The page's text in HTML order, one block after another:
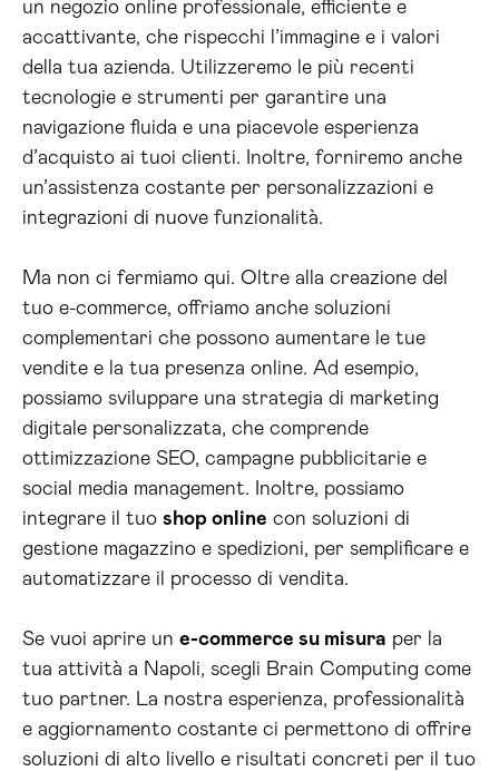
un negozio online professionale, efficiente e
accattivante, che rispecchi l’immagine e i valori
della tua azienda. Utilizzeremo le più recenti
tecnologie e strumenti per garantire una
navigazione fluida e una piacevole esperienza
d’acquisto ai tuoi clienti. Inoltre, forniremo anche
un’assistenza costante per personalizzazioni e
integrazioni di nuove funzionalità.
Ma non ci fermiamo qui. Oltre alla creazione del
tuo e-commerce, offriamo anche soluzioni
complementari che possono aumentare le tue
vendite e la tua presenza online. Ad esempio,
possiamo sviluppare una strategia di marketing
digitale personalizzata, che comprende
ottimizzazione SEO, campagne pubblicitarie e
social media management. Inoltre, possiamo
integrare il tuo shop online con soluzioni di
gestione magazzino e spedizioni, per semplificare e
automatizzare il processo di vendita.
Se vuoi aprire un e-commerce su misura per la
tua attività a Napoli, scegli Brain Computing come
tuo partner. La nostra esperienza, professionalità
e aggiornamento costante ci permettono di offrire
soluzioni di alto livello e risultati concreti per il tuo